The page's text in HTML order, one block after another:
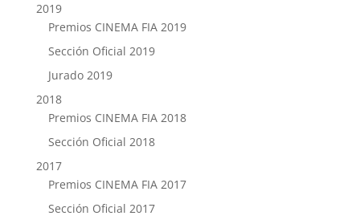
2019
Premios CINEMA FIA 2019
Sección Oficial 2019
Jurado 2019
2018
Premios CINEMA FIA 2018
Sección Oficial 2018
2017
Premios CINEMA FIA 2017
Sección Oficial 2017